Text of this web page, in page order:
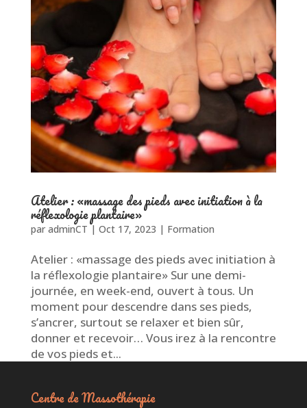
Atelier : «massage des pieds avec initiation à la
réflexologie plantaire»
par adminCT | Oct 17, 2023 | Formation
Atelier : «massage des pieds avec initiation à
la réflexologie plantaire» Sur une demi-
journée, en week-end, ouvert à tous. Un
moment pour descendre dans ses pieds,
s’ancrer, surtout se relaxer et bien sûr,
donner et recevoir… Vous irez à la rencontre
de vos pieds et...
Centre de Massothérapie